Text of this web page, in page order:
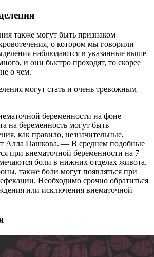
также могут быть признаком
о котором мы говорили
наблюдаются в указанные выше
и они быстро проходят, то скорее
о чем.
могут стать и очень тревожным
беременности на фоне
на беременность могут быть
как правило, незначительные,
Алла Пашкова. — В среднем подобные
при внематочной беременности на 7
боли в нижних отделах живота,
также боли могут появляться при
Необходимо срочно обратиться
или исключения внематочной